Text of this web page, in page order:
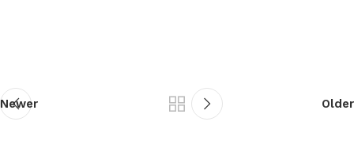
Newer Older